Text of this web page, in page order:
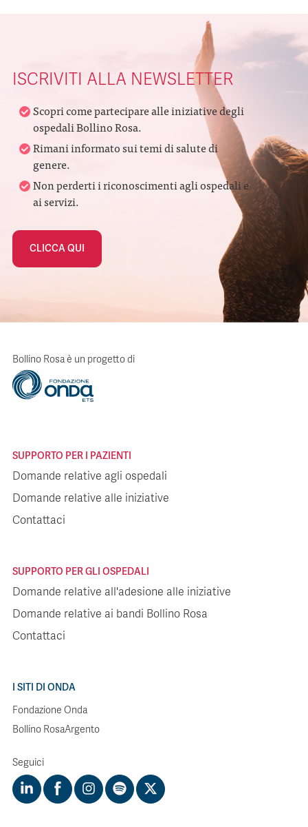
ISCRIVITI ALLA NEWSLETTER
Scopri come partecipare alle iniziative degli
ospedali Bollino Rosa.
Rimani informato sui temi di salute di
genere.
Non perderti i riconoscimenti agli ospedali e
ai servizi.
CLICCA QUI
Bollino Rosa è un progetto di
SUPPORTO PER I PAZIENTI
Domande relative agli ospedali
Domande relative alle iniziative
Contattaci
SUPPORTO PER GLI OSPEDALI
Domande relative all'adesione alle iniziative
Domande relative ai bandi Bollino Rosa
Contattaci
I SITI DI ONDA
Fondazione Onda
Bollino RosaArgento
Seguici